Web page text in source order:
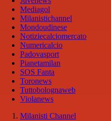
Mediagol
Milanistichannel
Mondoudinese
Notiziecalciomercato
Numericalcio
Padovasport
Pianetamilan
SOS Fanta
Toronews
Tuttobolognaweb
Violanews
Milanisti Channel